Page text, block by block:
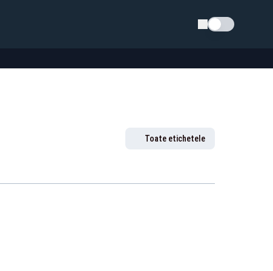
Schimba tema
Toate etichetele